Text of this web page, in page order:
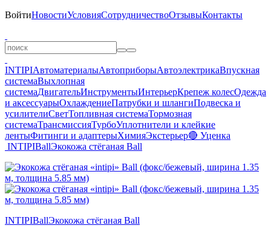
ВойтиНовостиУсловияСотрудничествоОтзывыКонтакты
INTIPIАвтоматериалыАвтоприборыАвтоэлектрикаВпускная
системаВыхлопная
системаДвигательИнструментыИнтерьерКрепеж колесОдежда
и аксессуарыОхлаждениеПатрубки и шлангиПодвеска и
усилителиСветТопливная системаТормозная
системаТрансмиссияТурбоУплотнители и клейкие
лентыФитинги и адаптерыХимияЭкстерьер🔴 Уценка
INTIPIBallЭкокожа стёганая Ball
INTIPIBallЭкокожа стёганая Ball